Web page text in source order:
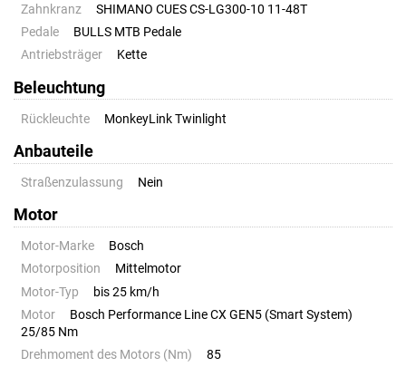
Zahnkranz
SHIMANO CUES CS-LG300-10 11-48T
Pedale
BULLS MTB Pedale
Antriebsträger
Kette
Beleuchtung
Rückleuchte MonkeyLink Twinlight
Anbauteile
Straßenzulassung Nein
Motor
Motor-Marke
Bosch
Motorposition
Mittelmotor
Motor-Typ
bis 25 km/h
Motor
Bosch Performance Line CX GEN5 (Smart System)
25/85 Nm
Drehmoment des Motors (Nm)
85